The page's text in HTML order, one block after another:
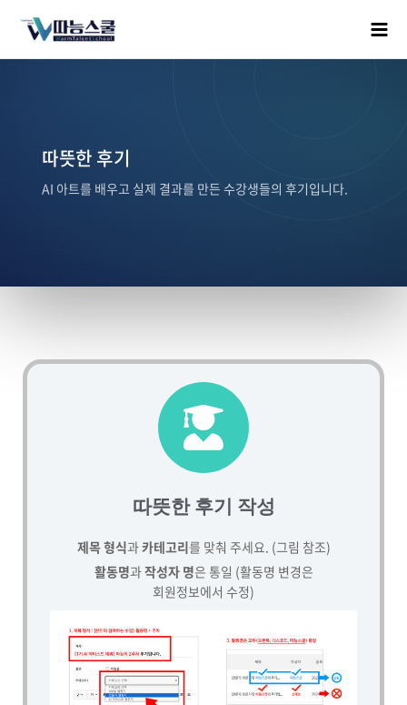
따뜻한 후기
AI 아트를 배우고 실제 결과를 만든 수강생들의 후기입니다.
따뜻한 후기 작성
제목 형식과카테고리를 맞춰 주세요. (그림 참조)
활동명과작성자 명은 통일 (활동명 변경은
회원정보에서 수정)